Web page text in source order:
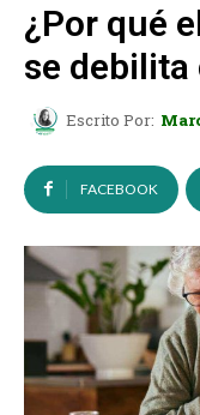
¿Por qué
se debilita
Escrito Por:
FACEBOOK